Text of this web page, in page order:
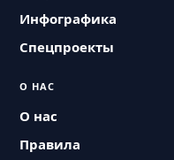
Инфографика
Спецпроекты
О НАС
О нас
Правила